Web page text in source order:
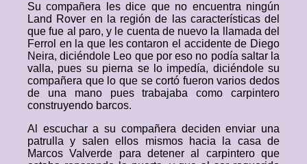
Su compañera les dice que no encuentra ningún
Land Rover en la región de las características del
que fue al paro, y le cuenta de nuevo la llamada del
Ferrol en la que les contaron el accidente de Diego
Neira, diciéndole Leo que por eso no podía saltar la
valla, pues su pierna se lo impedía, diciéndole su
compañera que lo que se cortó fueron varios dedos
de una mano pues trabajaba como carpintero
construyendo barcos.
Al escuchar a su compañera deciden enviar una
patrulla y salen ellos mismos hacia la casa de
Marcos Valverde para detener al carpintero que